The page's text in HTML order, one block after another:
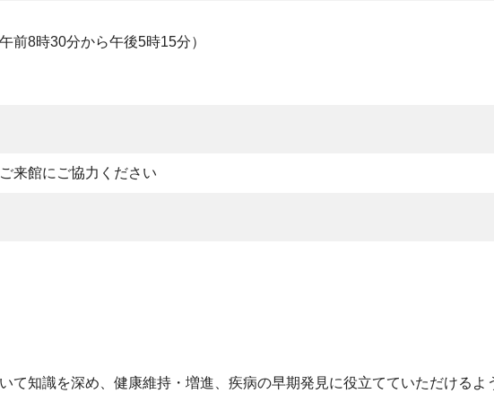
前8時30分から午後5時15分）
来館にご協力ください
て知識を深め、健康維持・増進、疾病の早期発見に役立てていただけるよ